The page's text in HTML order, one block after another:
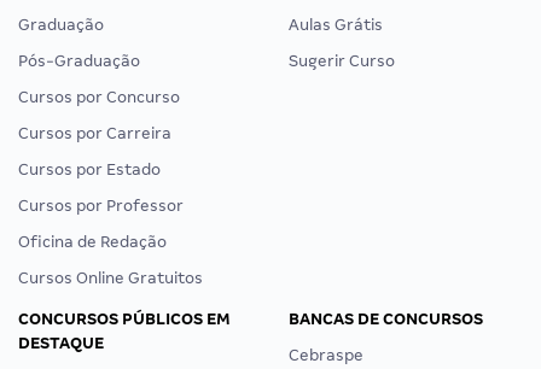
Graduação
Pós-Graduação
Cursos por Concurso
Cursos por Carreira
Cursos por Estado
Cursos por Professor
Oficina de Redação
Cursos Online Gratuitos
Aulas Grátis
Sugerir Curso
CONCURSOS PÚBLICOS EM
DESTAQUE
BANCAS DE CONCURSOS
Cebraspe